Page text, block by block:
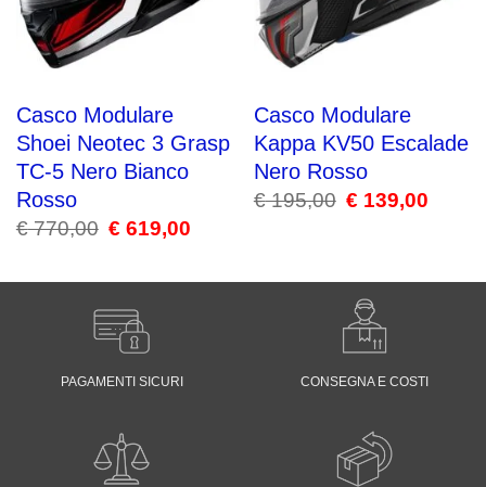
Casco Modulare
Shoei Neotec 3 Grasp
TC-5 Nero Bianco
Rosso
€770,00 Il
prezzo
€ 770,00.
€ 619,00
€ 619,00.
Casco Modulare
Kappa KV50 Escalade
Nero Rosso
€195,00 Il
prezzo
€ 139,00
PAGAMENTI SICURI CONSEGNA E COSTI